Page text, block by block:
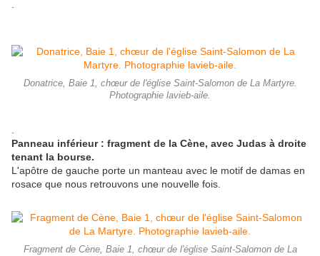
Donatrice, Baie 1, chœur de l'église Saint-Salomon de La Martyre.
Photographie lavieb-aile.
Panneau inférieur : fragment de la Cène, avec Judas à droite
tenant la bourse.
L'apôtre de gauche porte un manteau avec le motif de damas en
rosace que nous retrouvons une nouvelle fois.
Fragment de Cène, Baie 1, chœur de l'église Saint-Salomon de La